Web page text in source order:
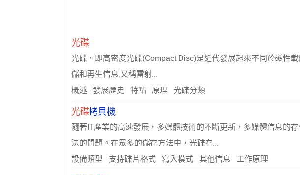
光碟
光碟，即高密度光碟(Compact Disc)是近代發展起來不同於磁性
儲和再生信息,又稱雷射...
概述 發展歷史 特點 原理 光碟分類
光碟拷貝機
隨著IT產業的高速發展，多媒體技術的不斷更新，多媒體信息的
決的問題。在眾多的儲存方法中，光碟存...
設備類型 支持碟片格式 寫入模式 其他信息 工作原理